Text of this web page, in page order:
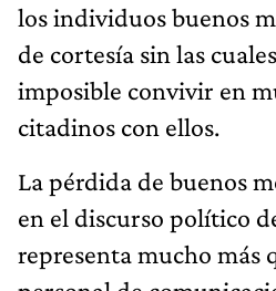
los individuos buenos
de cortesía sin las
imposible convivir en
citadinos con ellos.
La pérdida de buenos
en el discurso político
representa mucho más